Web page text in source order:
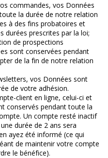
commandes, vos Données
la durée de notre relation
à des fins probatoires et
durées prescrites par la loi;
de prospections
sont conservées pendant
de la fin de notre relation
vos Données sont
de votre adhésion.
client en ligne, celui-ci et
conservés pendant toute la
Un compte resté inactif
durée de 2 ans sera
ayez été informé (ce qui
de maintenir votre compte
le bénéfice).